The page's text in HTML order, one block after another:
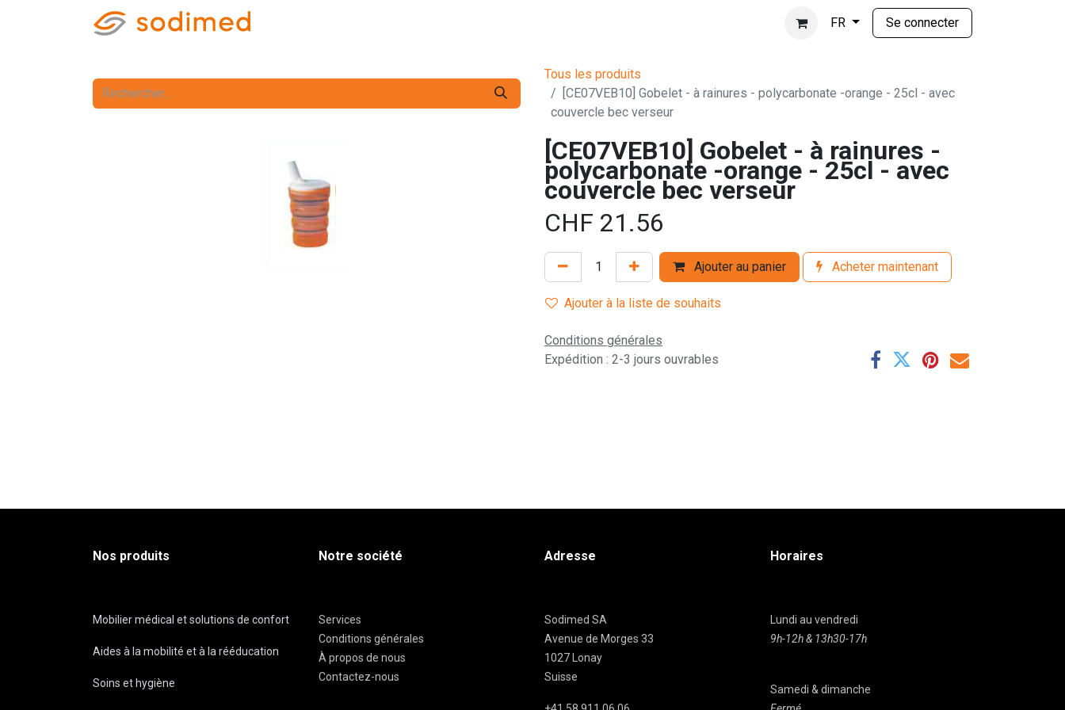
FR Se connecter
Tous les produits
[CE07VEB10] Gobelet - à rainures - polycarbonate -orange - 25cl - avec
couvercle bec verseur
[CE07VEB10] Gobelet - à rainures -
polycarbonate -orange - 25cl - avec
couvercle bec verseur
CHF 21.56
Ajouter au panier Acheter maintenant
Ajouter à la liste de souhaits
Conditions générales
Expédition : 2-3 jours ouvrables
Nos produits
Mobilier médical et solutions de confort
Aides à la mobilité et à la rééducation
Soins et hygiène
Notre société
Services
Conditions générales
À propos de nous
Contactez-nous
Adresse
Sodimed SA
Avenue de Morges 33
1027 Lonay
Suisse
Horaires
Lundi au vendredi
9h-12h & 13h30-17h
Samedi & dimanche